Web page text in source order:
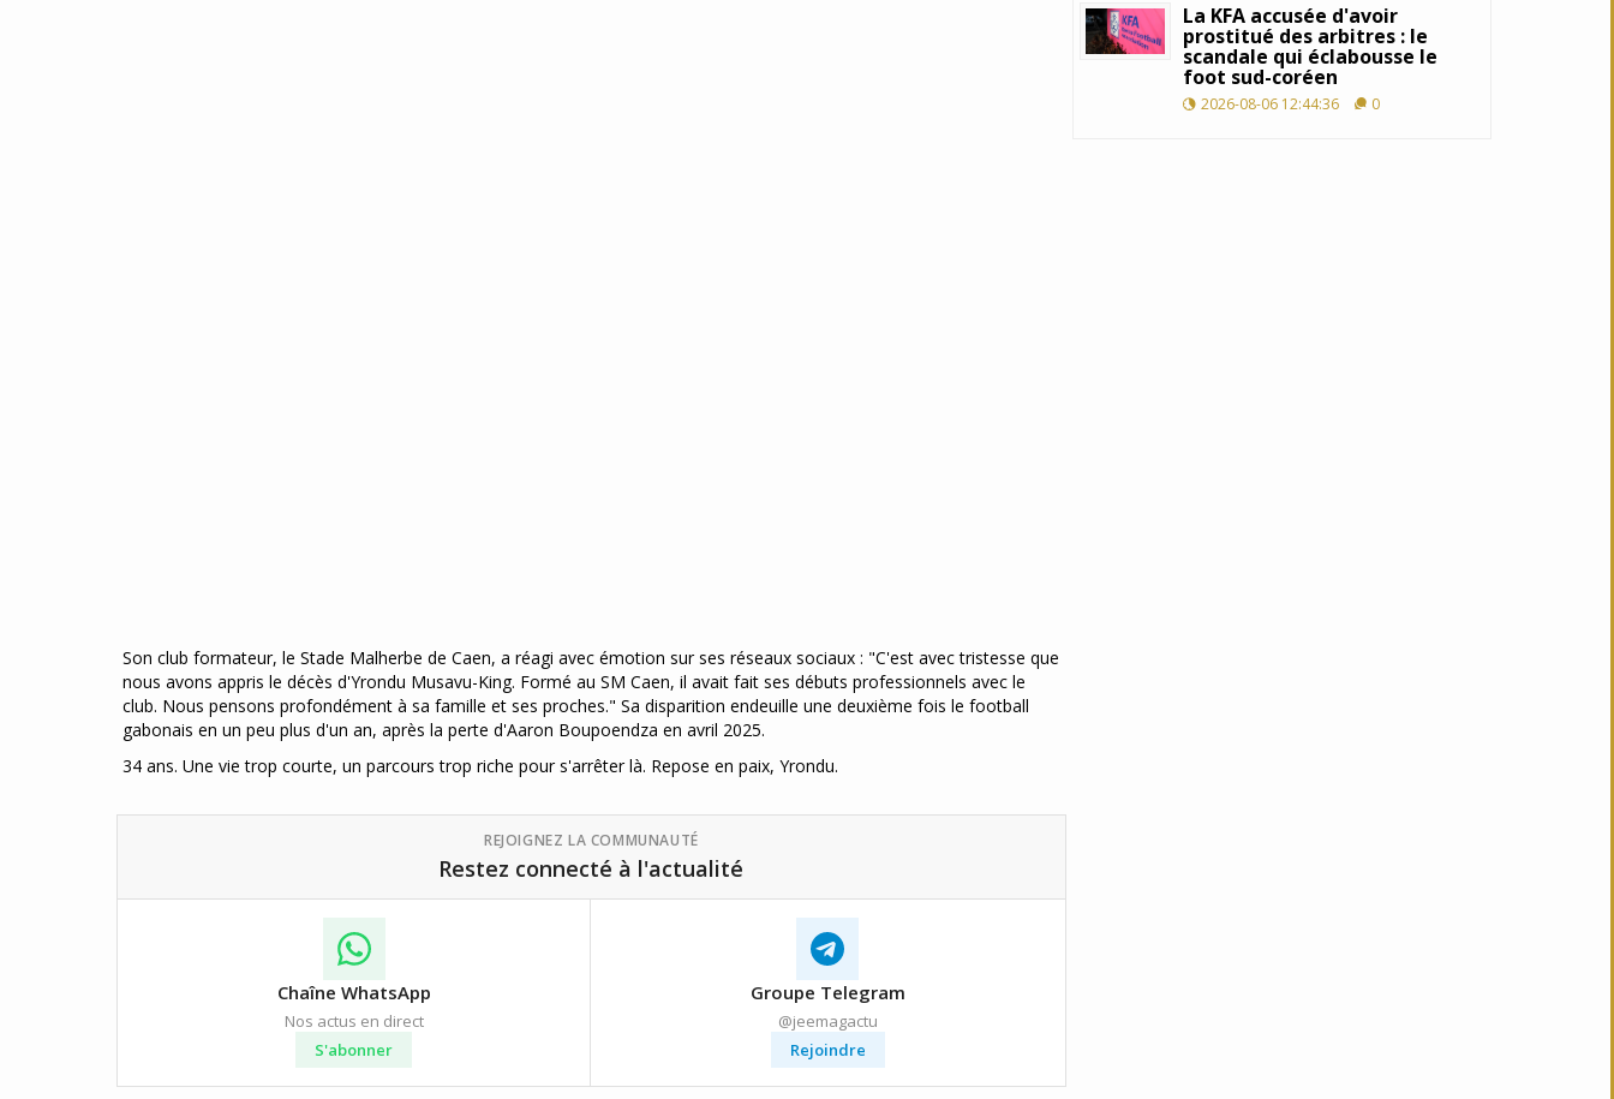
Son club formateur, le Stade Malherbe de Caen, a réagi avec émotion sur ses réseaux sociaux : "C'est avec tristesse que
nous avons appris le décès d'Yrondu Musavu-King. Formé au SM Caen, il avait fait ses débuts professionnels avec le
club. Nous pensons profondément à sa famille et ses proches." Sa disparition endeuille une deuxième fois le football
gabonais en un peu plus d'un an, après la perte d'Aaron Boupoendza en avril 2025.
34 ans. Une vie trop courte, un parcours trop riche pour s'arrêter là. Repose en paix, Yrondu.
REJOIGNEZ LA COMMUNAUTÉ
Restez connecté à l'actualité
Chaîne WhatsApp
Nos actus en direct
S'abonner
Groupe Telegram
@jeemagactu
Rejoindre
La KFA accusée d'avoir
prostitué des arbitres : le
scandale qui éclabousse le
foot sud-coréen
2026-08-06 12:44:36 0